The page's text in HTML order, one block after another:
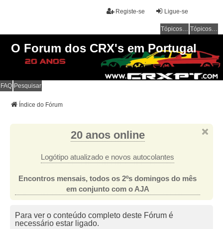
Ligue-se
Registe-se
Tópicos sem resposta Tópicos ativos
O Forum dos CRX's em Portugal
FAQ Pesquisar
Índice do Fórum
20 anos online
Logótipo atualizado e novos autocolantes
Encontros mensais, todos os 2ºs domingos do mês
em conjunto com o AJA
Para ver o conteúdo completo deste Fórum é
necessário estar ligado.